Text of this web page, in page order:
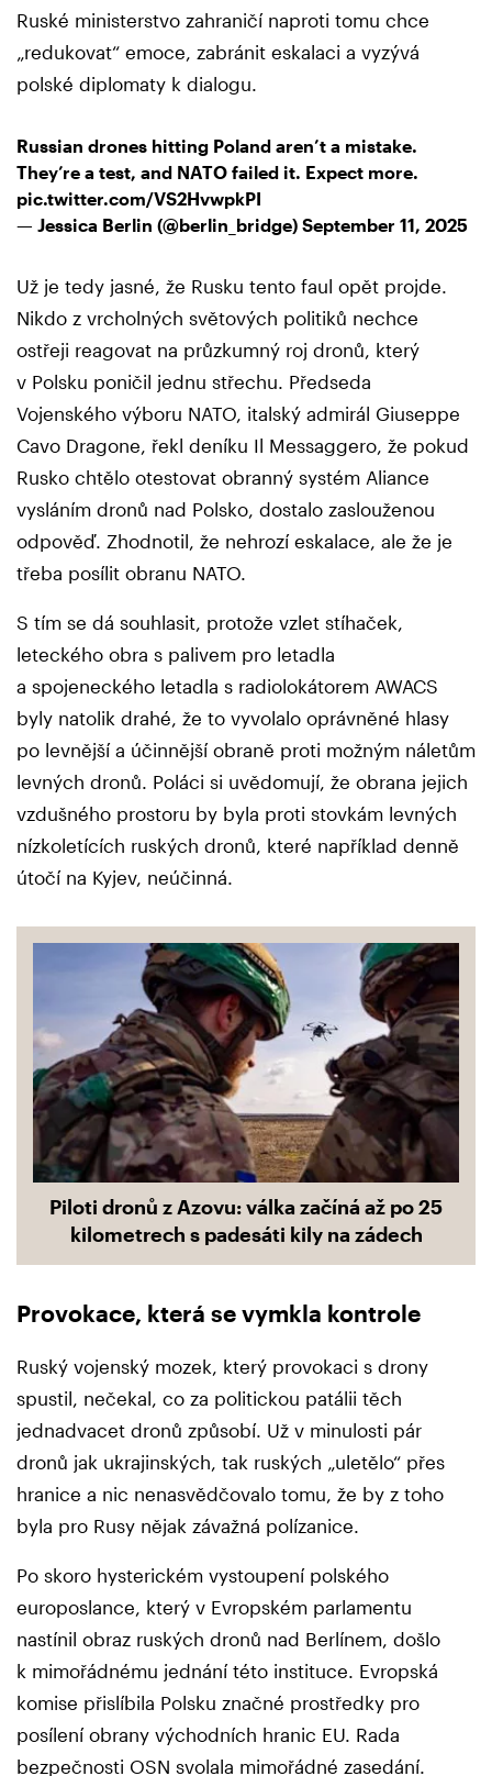
Ruské ministerstvo zahraničí naproti tomu chce
„redukovat“ emoce, zabránit eskalaci a vyzývá
polské diplomaty k dialogu.
Russian drones hitting Poland aren’t a mistake.
They’re a test, and NATO failed it. Expect more.
pic.twitter.com/VS2HvwpkPI
— Jessica Berlin (@berlin_bridge) September 11, 2025
Už je tedy jasné, že Rusku tento faul opět projde.
Nikdo z vrcholných světových politiků nechce
ostřeji reagovat na průzkumný roj dronů, který
v Polsku poničil jednu střechu. Předseda
Vojenského výboru NATO, italský admirál Giuseppe
Cavo Dragone, řekl deníku Il Messaggero, že pokud
Rusko chtělo otestovat obranný systém Aliance
vysláním dronů nad Polsko, dostalo zaslouženou
odpověď. Zhodnotil, že nehrozí eskalace, ale že je
třeba posílit obranu NATO.
S tím se dá souhlasit, protože vzlet stíhaček,
leteckého obra s palivem pro letadla
a spojeneckého letadla s radiolokátorem AWACS
byly natolik drahé, že to vyvolalo oprávněné hlasy
po levnější a účinnější obraně proti možným náletům
levných dronů. Poláci si uvědomují, že obrana jejich
vzdušného prostoru by byla proti stovkám levných
nízkoletících ruských dronů, které například denně
útočí na Kyjev, neúčinná.
Piloti dronů z Azovu: válka začíná až po 25
kilometrech s padesáti kily na zádech
Provokace, která se vymkla kontrole
Ruský vojenský mozek, který provokaci s drony
spustil, nečekal, co za politickou patálii těch
jednadvacet dronů způsobí. Už v minulosti pár
dronů jak ukrajinských, tak ruských „uletělo“ přes
hranice a nic nenasvědčovalo tomu, že by z toho
byla pro Rusy nějak závažná polízanice.
Po skoro hysterickém vystoupení polského
europoslance, který v Evropském parlamentu
nastínil obraz ruských dronů nad Berlínem, došlo
k mimořádnému jednání této instituce. Evropská
komise přislíbila Polsku značné prostředky pro
posílení obrany východních hranic EU. Rada
bezpečnosti OSN svolala mimořádné zasedání.